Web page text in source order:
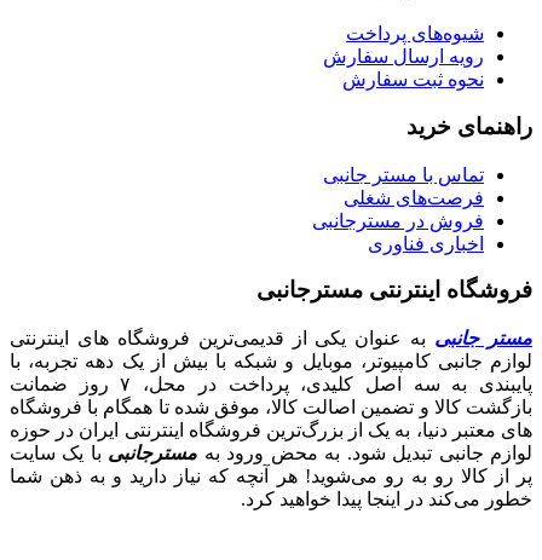
شیوه‌های پرداخت
رویه ارسال سفارش
نحوه ثبت سفارش
راهنمای خرید
تماس با مستر جانبی
فرصت‌های شغلی
فروش در مسترجانبی
اخباری فناوری
فروشگاه اینترنتی مسترجانبی
مستر جانبی به عنوان یکی از قدیمی‌ترین فروشگاه های اینترنتی
لوازم جانبی کامپیوتر، موبایل و شبکه با بیش از یک دهه تجربه، با
پایبندی به سه اصل کلیدی، پرداخت در محل، ۷ روز ضمانت
بازگشت کالا و تضمین اصالت کالا، موفق شده تا همگام با فروشگاه‌
های معتبر دنیا، به یک از بزرگ‌ترین فروشگاه اینترنتی ایران در حوزه
لوازم جانبی تبدیل شود. به محض ورود به مسترجانبی با یک سایت
پر از کالا رو به رو می‌شوید! هر آنچه که نیاز دارید و به ذهن شما
خطور می‌کند در اینجا پیدا خواهید کرد.